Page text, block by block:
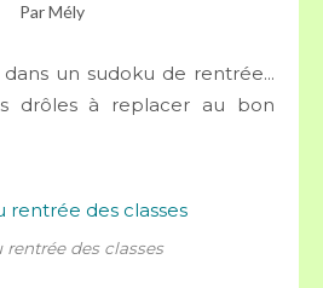
Par Mély
un sudoku de rentrée...
drôles à replacer au bon
rentrée des classes